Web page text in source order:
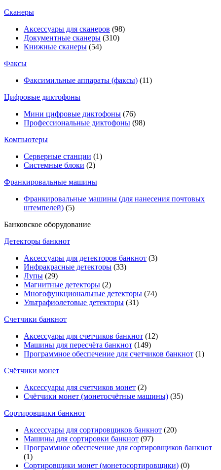
Сканеры
Аксессуары для сканеров (98)
Документные сканеры (310)
Книжные сканеры (54)
Факсы
Факсимильные аппараты (факсы) (11)
Цифровые диктофоны
Мини цифровые диктофоны (76)
Профессиональные диктофоны (98)
Компьютеры
Серверные станции (1)
Системные блоки (2)
Франкировальные машины
Франкировальные машины (для нанесения почтовых
штемпелей) (5)
Банковское оборудование
Детекторы банкнот
Аксессуары для детекторов банкнот (3)
Инфракрасные детекторы (33)
Лупы (29)
Магнитные детекторы (2)
Многофункциональные детекторы (74)
Ультрафиолетовые детекторы (31)
Счетчики банкнот
Аксессуары для счетчиков банкнот (12)
Машины для пересчёта банкнот (149)
Программное обеспечение для счетчиков банкнот (1)
Счётчики монет
Аксессуары для счетчиков монет (2)
Счётчики монет (монетосчётные машины) (35)
Cортировщики банкнот
Аксессуары для сортировщиков банкнот (20)
Машины для сортировки банкнот (97)
Программное обеспечение для сортировщиков банкнот
(1)
Сортировщики монет (монетосортировщики) (0)